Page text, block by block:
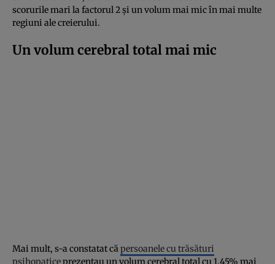
scorurile mari la factorul 2 și un volum mai mic în mai multe
regiuni ale creierului.
Un volum cerebral total mai mic
Mai mult, s-a constatat căpersoanele cu trăsături
psihopaticeprezentau un volum cerebral total cu 1,45% mai